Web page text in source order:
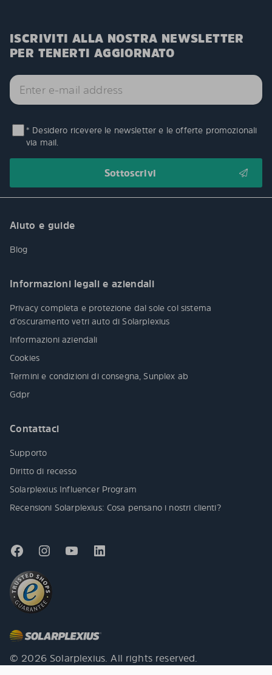
ISCRIVITI ALLA NOSTRA NEWSLETTER
PER TENERTI AGGIORNATO
* Desidero ricevere le newsletter e le offerte promozionali
via mail.
Aiuto e guide
Blog
Informazioni legali e aziendali
Privacy completa e protezione dal sole col sistema
d’oscuramento vetri auto di Solarplexius
Informazioni aziendali
Cookies
Termini e condizioni di consegna, Sunplex ab
Gdpr
Contattaci
Supporto
Diritto di recesso
Solarplexius Influencer Program
Recensioni Solarplexius: Cosa pensano i nostri clienti?
© 2026 Solarplexius. All rights reserved.